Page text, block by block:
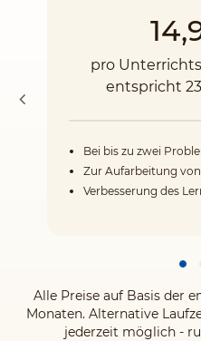
pro
entspricht
Bei bis zu zwei
Zur Aufarbeitung
Verbesserung des
Alle Preise auf Basis der
Monaten. Alternative
jederzeit möglich -